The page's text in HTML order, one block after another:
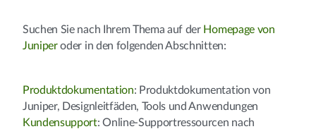
Suchen Sie nach Ihrem Thema auf der Homepage von
Juniperoder in den folgenden Abschnitten:
Produktdokumentation: Produktdokumentation von
Juniper, Designleitfäden, Tools und Anwendungen
Kundensupport: Online-Supportressourcen nach